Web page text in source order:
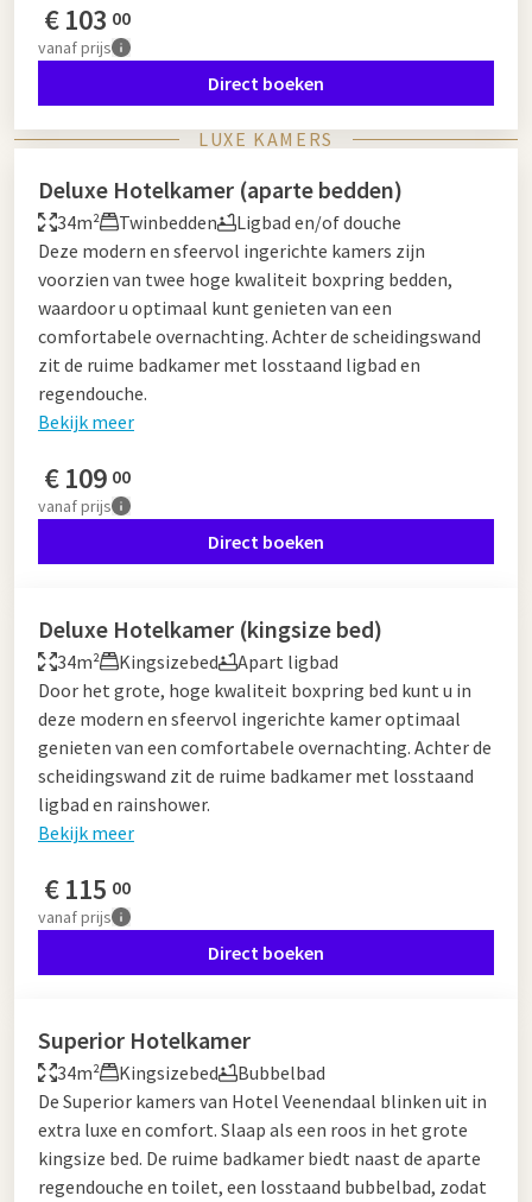
€103 00
vanafprijs
Direct boeken
LUXE KAMERS
Deluxe Hotelkamer (aparte bedden)
34m² Twinbedden
Ligbad en/of douche
Deze modern en sfeervol ingerichte kamers zijn
voorzien van twee hoge kwaliteit boxpring bedden,
waardoor u optimaal kunt genieten van een
comfortabele overnachting. Achter de scheidingswand
zit de ruime badkamer met losstaand ligbad en
regendouche.
Bekijk meer
€109 00
vanafprijs
Direct boeken
Deluxe Hotelkamer (kingsize bed)
34m² Kingsizebed
Apart ligbad
Door het grote, hoge kwaliteit boxpring bed kunt u in
deze modern en sfeervol ingerichte kamer optimaal
genieten van een comfortabele overnachting. Achter de
scheidingswand zit de ruime badkamer met losstaand
ligbad en rainshower.
Bekijk meer
€115 00
vanafprijs
Direct boeken
Superior Hotelkamer
34m² Kingsizebed
Bubbelbad
De Superior kamers van Hotel Veenendaal blinken uit in
extra luxe en comfort. Slaap als een roos in het grote
kingsize bed. De ruime badkamer biedt naast de aparte
regendouche en toilet, een losstaand bubbelbad, zodat